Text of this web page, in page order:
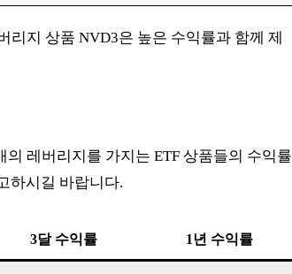
리지 상품 NVD3은 높은 수익률과 함께 제
레버리지를 가지는 ETF 상품들의 수익률
하시길 바랍니다.
3달 수익률 1년 수익률